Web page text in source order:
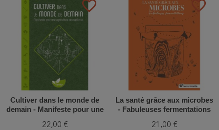
favorite_border
Cultiver dans le monde de
demain - Manifeste pour une
22,00 €
favorite_border
La santé grâce aux microbes
- Fabuleuses fermentations
21,00 €